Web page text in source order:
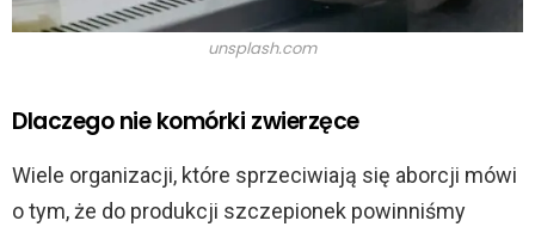
unsplash.com
Dlaczego nie komórki zwierzęce
Wiele organizacji, które sprzeciwiają się aborcji mówi
o tym, że do produkcji szczepionek powinniśmy